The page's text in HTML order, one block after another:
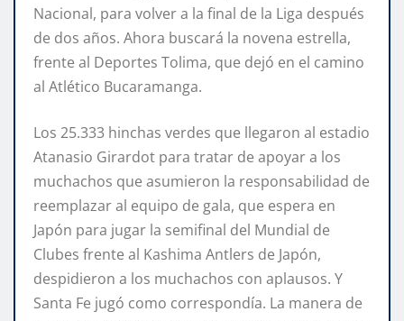
Nacional, para volver a la final de la Liga después
de dos años. Ahora buscará la novena estrella,
frente al Deportes Tolima, que dejó en el camino
al Atlético Bucaramanga.
Los 25.333 hinchas verdes que llegaron al estadio
Atanasio Girardot para tratar de apoyar a los
muchachos que asumieron la responsabilidad de
reemplazar al equipo de gala, que espera en
Japón para jugar la semifinal del Mundial de
Clubes frente al Kashima Antlers de Japón,
despidieron a los muchachos con aplausos. Y
Santa Fe jugó como correspondía. La manera de